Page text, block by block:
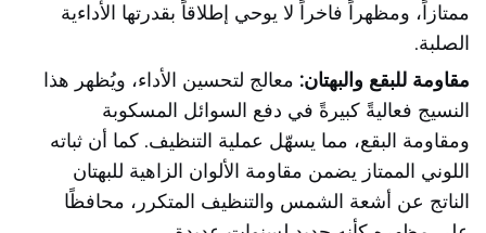
ممتازاً، ومظهراً فاخراً لا يوحي إطلاقاً بقدرتها الأداءية
الصلبة.
مقاومة للبقع والبهتان: معالج لتحسين الأداء، ويُظهر هذا
النسيج فعاليةً كبيرةً في دفع السوائل المسكوبة
ومقاومة البقع، مما يسهّل عملية التنظيف. كما أن ثباته
اللوني الممتاز يضمن مقاومة الألوان الزاهية للبهتان
الناتج عن أشعة الشمس والتنظيف المتكرر، محافظًا